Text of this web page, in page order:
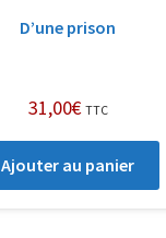
D’une prison
31,00€ TTC
Ajouter au panier